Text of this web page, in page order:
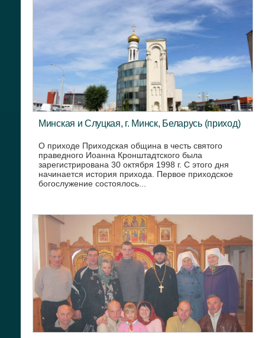
Минская и Слуцкая, г. Минск, Беларусь (приход)
О приходе Приходская община в честь святого
праведного Иоанна Кронштадтского была
зарегистрирована 30 октября 1998 г. С этого дня
начинается история прихода. Первое приходское
богослужение состоялось...